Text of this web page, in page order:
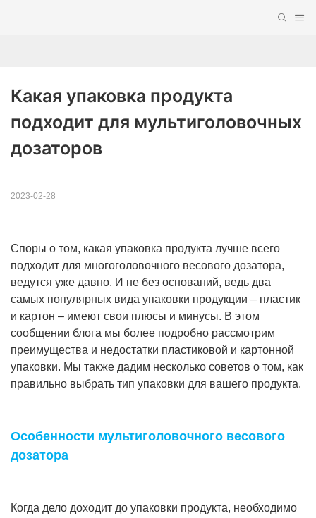
Какая упаковка продукта
подходит для мультиголовочных
дозаторов
2023-02-28
Споры о том, какая упаковка продукта лучше всего
подходит для многоголовочного весового дозатора,
ведутся уже давно. И не без оснований, ведь два
самых популярных вида упаковки продукции – пластик
и картон – имеют свои плюсы и минусы. В этом
сообщении блога мы более подробно рассмотрим
преимущества и недостатки пластиковой и картонной
упаковки. Мы также дадим несколько советов о том, как
правильно выбрать тип упаковки для вашего продукта.
Особенности мультиголовочного весового
дозатора
Когда дело доходит до упаковки продукта, необходимо